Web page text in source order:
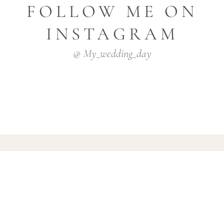
FOLLOW ME ON
INSTAGRAM
@ My_wedding_day